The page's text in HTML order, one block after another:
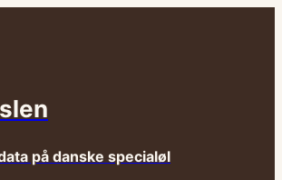
på danske specialøl